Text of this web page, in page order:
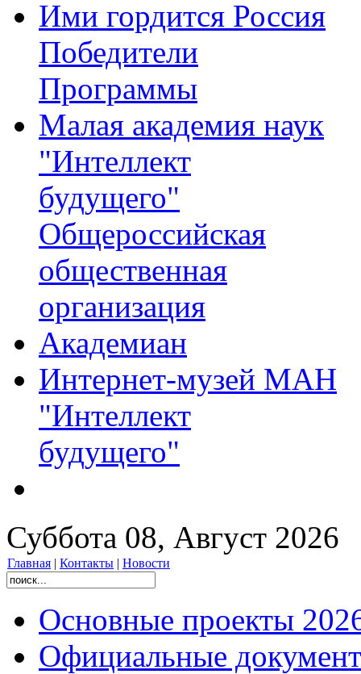
Ими гордится Россия
Победители
Программы
Малая академия наук
"Интеллект
будущего"
Общероссийская
общественная
организация
Академиан
Интернет-музей МАН
"Интеллект
будущего"
Суббота 08, Август 2026
Главная | Контакты | Новости
Основные проекты
Официальные